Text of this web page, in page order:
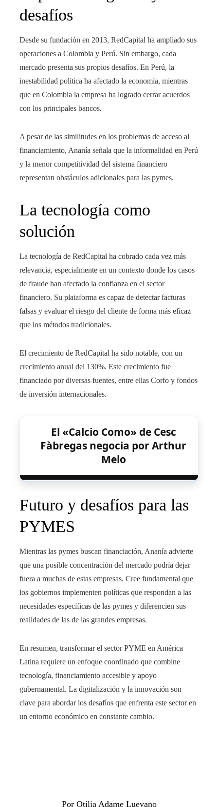
desafíos
Desde su fundación en 2013, RedCapital ha ampliado sus
operaciones a Colombia y Perú. Sin embargo, cada
mercado presenta sus propios desafíos. En Perú, la
inestabilidad política ha afectado la economía, mientras
que en Colombia la empresa ha logrado cerrar acuerdos
con los principales bancos.
A pesar de las similitudes en los problemas de acceso al
financiamiento, Ananía señala que la informalidad en Perú
y la menor competitividad del sistema financiero
representan obstáculos adicionales para las pymes.
La tecnología como
solución
La tecnología de RedCapital ha cobrado cada vez más
relevancia, especialmente en un contexto donde los casos
de fraude han afectado la confianza en el sector
financiero. Su plataforma es capaz de detectar facturas
falsas y evaluar el riesgo del cliente de forma más eficaz
que los métodos tradicionales.
El crecimiento de RedCapital ha sido notable, con un
crecimiento anual del 130%. Este crecimiento fue
financiado por diversas fuentes, entre ellas Corfo y fondos
de inversión internacionales.
El «Calcio Como» de Cesc
Fàbregas negocia por Arthur
Melo
Futuro y desafíos para las
PYMES
Mientras las pymes buscan financiación, Ananía advierte
que una posible concentración del mercado podría dejar
fuera a muchas de estas empresas. Cree fundamental que
los gobiernos implementen políticas que respondan a las
necesidades específicas de las pymes y diferencien sus
realidades de las de las grandes empresas.
En resumen, transformar el sector PYME en América
Latina requiere un enfoque coordinado que combine
tecnología, financiamiento accesible y apoyo
gubernamental. La digitalización y la innovación son
clave para abordar los desafíos que enfrenta este sector en
un entorno económico en constante cambio.
Por Otilia Adame Luevano